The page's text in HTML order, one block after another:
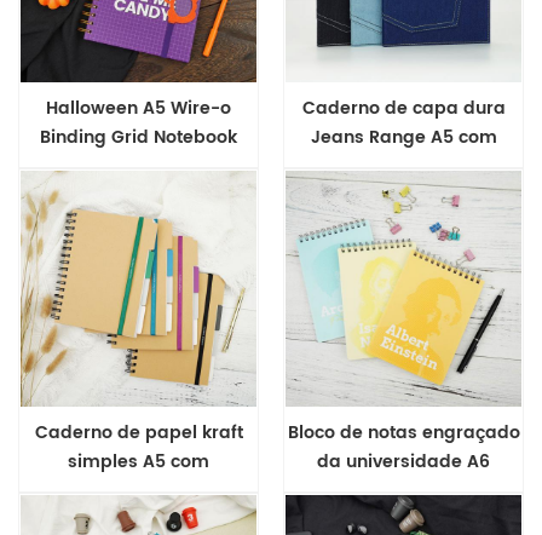
Halloween A5 Wire-o
Binding Grid Notebook
Caderno de capa dura
Jeans Range A5 com
capa dura
Caderno de papel kraft
simples A5 com
encadernação wire-o
Bloco de notas engraçado
da universidade A6
superior com
encadernação Wire-o